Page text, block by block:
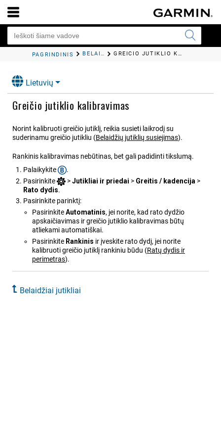
PAGRINDINIS BELAIDŽIAI JUTIKLIAI GREIČIO JUTIKLIO KALIBRAVIMAS
Lietuvių
Greičio jutiklio kalibravimas
Norint kalibruoti greičio jutiklį, reikia susieti laikrodį su
suderinamu greičio jutikliu (Belaidžių jutiklių susiejimas).
Rankinis kalibravimas nebūtinas, bet gali padidinti tikslumą.
Palaikykite
.
Pasirinkite
>Jutikliai ir priedai > Greitis / kadencija >
Rato dydis.
Pasirinkite parinktį:
PasirinkiteAutomatinis, jei norite, kad rato dydžio
apskaičiavimas ir greičio jutiklio kalibravimas būtų
atliekami automatiškai.
Pasirinkite Rankinis ir įveskite rato dydį, jei norite
kalibruoti greičio jutiklį rankiniu būdu (Ratų dydis ir
perimetras).
Belaidžiai jutikliai